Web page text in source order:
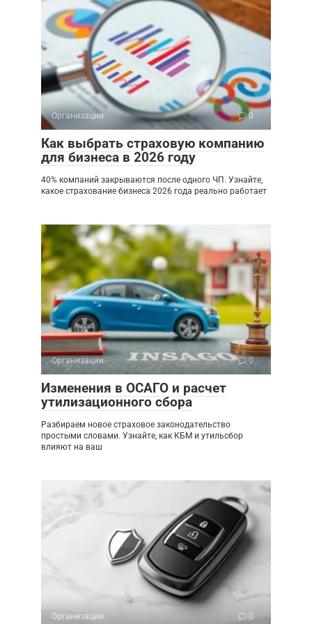
Организации 0
Как выбрать страховую компанию
для бизнеса в 2026 году
40% компаний закрываются после одного ЧП. Узнайте,
какое страхование бизнеса 2026 года реально работает
Организации 0
Изменения в ОСАГО и расчет
утилизационного сбора
Разбираем новое страховое законодательство
простыми словами. Узнайте, как КБМ и утильсбор
влияют на ваш
Организации 0